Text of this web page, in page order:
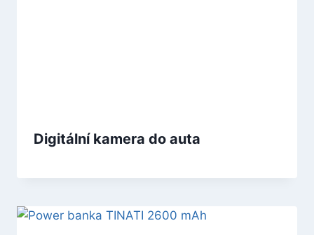
Digitální kamera do auta